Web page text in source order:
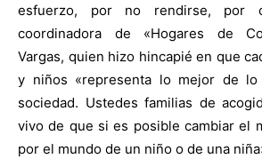
esfuerzo, por no rendirse, por
coordinadora de «Hogares de
Vargas, quien hizo hincapié en que
y niños «representa lo mejor de
sociedad. Ustedes familias de
vivo de que si es posible cambiar el
por el mundo de un niño o de una